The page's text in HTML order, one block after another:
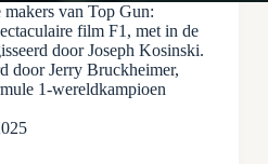
van Top Gun:
film F1, met in de
door Joseph Kosinski.
door Jerry Bruckheimer,
1-wereldkampioen